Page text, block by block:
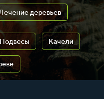
деревьев
Подвесы Качели